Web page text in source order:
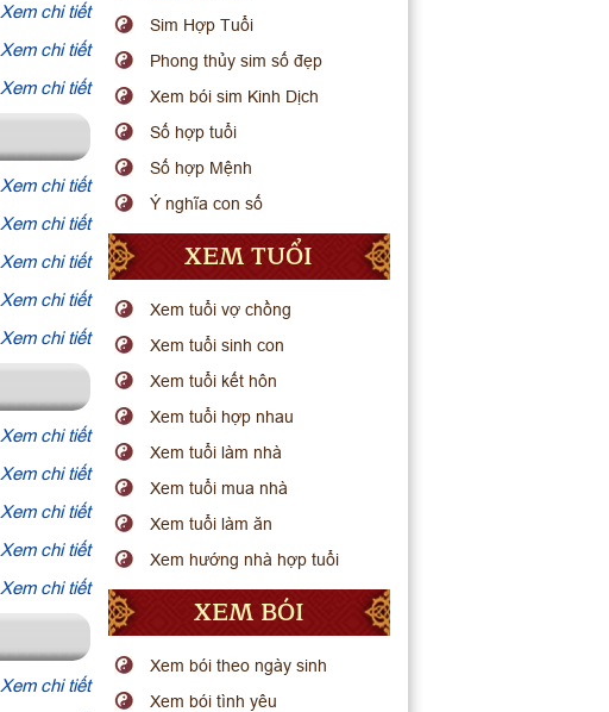
Xem chi tiết
Xem chi tiết
Xem chi tiết
Xem chi tiết
Xem chi tiết
Xem chi tiết
Xem chi tiết
Xem chi tiết
Xem chi tiết
Xem chi tiết
Xem chi tiết
Xem chi tiết
Xem chi tiết
Xem chi tiết
Sim Hợp Tuổi
Phong thủy sim số đẹp
Xem bói sim Kinh Dịch
Số hợp tuổi
Số hợp Mệnh
Ý nghĩa con số
XEM TUỔI
Xem tuổi vợ chồng
Xem tuổi sinh con
Xem tuổi kết hôn
Xem tuổi hợp nhau
Xem tuổi làm nhà
Xem tuổi mua nhà
Xem tuổi làm ăn
Xem hướng nhà hợp tuổi
XEM BÓI
Xem bói theo ngày sinh
Xem bói tình yêu